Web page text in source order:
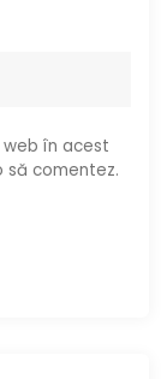
în acest
comentez.